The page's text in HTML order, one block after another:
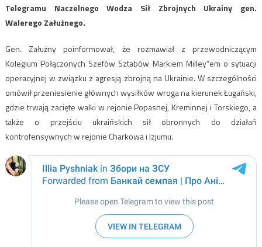
Telegramu Naczelnego Wodza Sił Zbrojnych Ukrainy gen.
Walerego Załużnego.
Gen. Załużny poinformował, że rozmawiał z przewodniczącym
Kolegium Połączonych Szefów Sztabów Markiem Milley”em o sytuacji
operacyjnej w związku z agresją zbrojną na Ukrainie. W szczególności
omówił przeniesienie głównych wysiłków wroga na kierunek Ługański,
gdzie trwają zacięte walki w rejonie Popasnej, Kreminnej i Torskiego, a
także o przejściu ukraińskich sił obronnych do działań
kontrofensywnych w rejonie Charkowa i Izjumu.